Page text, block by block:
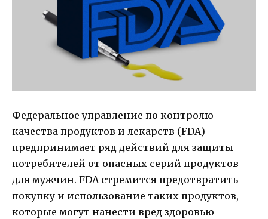
Федеральное управление по контролю
качества продуктов и лекарств (FDA)
предпринимает ряд действий для защиты
потребителей от опасных серий продуктов
для мужчин. FDA стремится предотвратить
покупку и использование таких продуктов,
которые могут нанести вред здоровью